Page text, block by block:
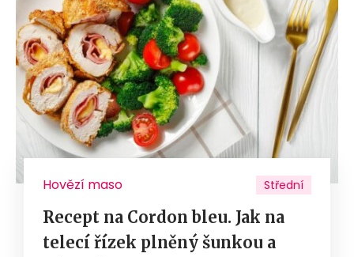
Hovězí maso Střední
Recept na Cordon bleu. Jak na
telecí řízek plněný šunkou a